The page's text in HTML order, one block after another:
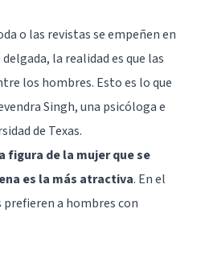
o las revistas se empeñen en
la realidad es que las
los hombres. Esto es lo que
Singh, una psicóloga e
de Texas.
figura de la mujer que se
es la más atractiva. En el
prefieren a hombres con